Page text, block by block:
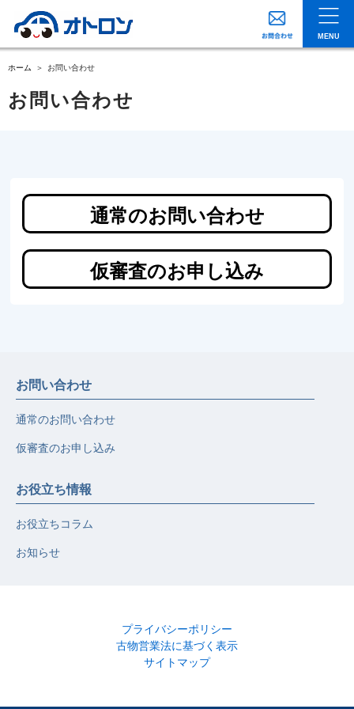
MENU
ホーム お問い合わせ
お問い合わせ
通常のお問い合わせ
仮審査のお申し込み
お問い合わせ
通常のお問い合わせ
仮審査のお申し込み
お役立ち情報
お役立ちコラム
お知らせ
プライバシーポリシー
古物営業法に基づく表示
サイトマップ